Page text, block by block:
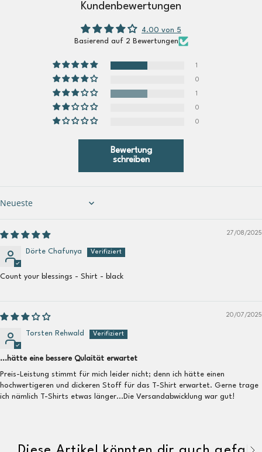
Kundenbewertungen
4.00 von 5
Basierend auf 2 Bewertungen
1
0
1
0
0
Bewertung
schreiben
Sort by
27/08/2025
Dörte Chafunya
Count your blessings - Shirt - black
20/07/2025
Torsten Rehwald
...hätte eine bessere Qulaität erwartet
Preis-Leistung stimmt für mich leider nicht; denn ich hätte einen
hochwertigeren und dickeren Stoff für das T-Shirt erwartet. Gerne trage
ich nämlich T-Shirts etwas länger...Die Versandabwicklung war gut!